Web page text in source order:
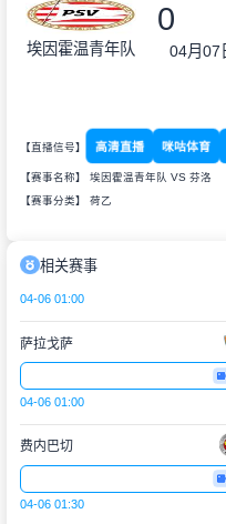
埃因霍温青年队
0
04月07
【直播信号】 高清直播 咪咕体育
【赛事名称】 埃因霍温青年队 VS 芬洛
【赛事分类】 荷乙
相关赛事
04-06 01:00
萨拉戈萨
04-06 01:00
费内巴切
04-06 01:30